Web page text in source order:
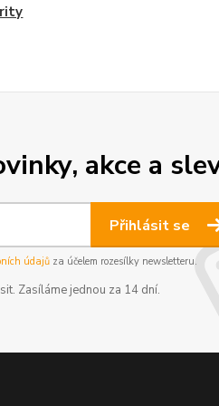
akce a
Přihlásit se
údajůza účelem rozesílky newsletteru.
Zasíláme jednou za 14 dní.